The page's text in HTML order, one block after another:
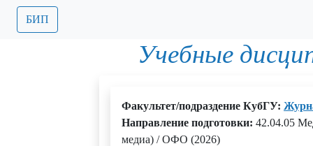
БИП
Учебные
Факультет/подраздение КубГУ:
Направление подготовки: 42.04.05
медиа) / ОФО (2026)